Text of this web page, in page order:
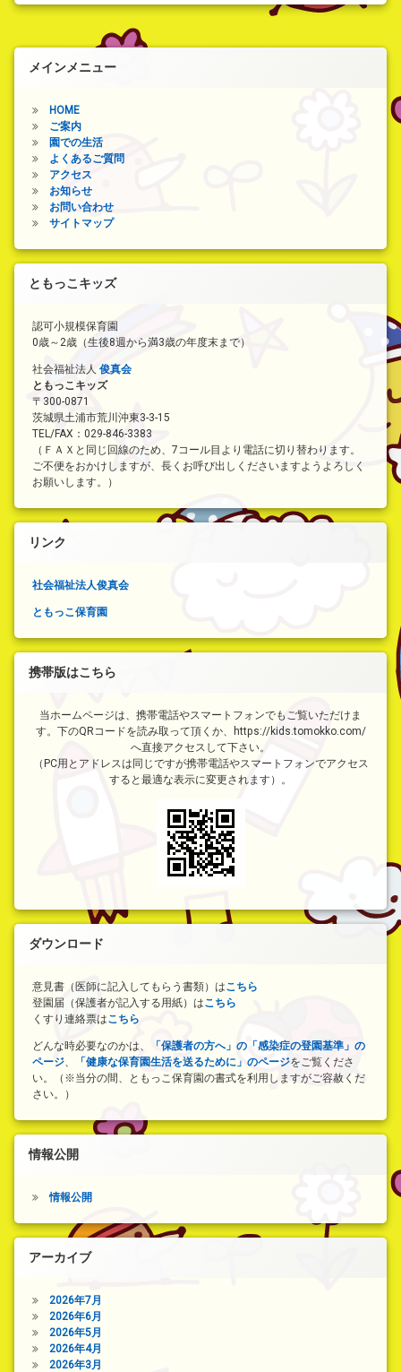
品
成！！)
メインメニュー
HOME
ご案内
園での生活
よくあるご質問
アクセス
お知らせ
お問い合わせ
サイトマップ
ともっこキッズ
認可小規模保育園
0歳～2歳（生後8週から満3歳の年度末まで）
社会福祉法人 俊真会
ともっこキッズ
〒300-0871
茨城県土浦市荒川沖東3-3-15
TEL/FAX：029-846-3383
（ＦＡＸと同じ回線のため、7コール目より電話に切り替わります。
ご不便をおかけしますが、長くお呼び出しくださいますようよろしく
お願いします。）
リンク
社会福祉法人俊真会
ともっこ保育園
携帯版はこちら
当ホームページは、携帯電話やスマートフォンでもご覧いただけま
す。下のQRコードを読み取って頂くか、https://kids.tomokko.com/
へ直接アクセスして下さい。
（PC用とアドレスは同じですが携帯電話やスマートフォンでアクセス
すると最適な表示に変更されます）。
ダウンロード
意見書（医師に記入してもらう書類）はこちら
登園届（保護者が記入する用紙）はこちら
くすり連絡票はこちら
どんな時必要なのかは、
「保護者の方へ」の「感染症の登園基準」の
ページ、 「健康な保育園生活を送るために」のページをご覧くださ
い。（※当分の間、ともっこ保育園の書式を利用しますがご容赦くだ
さい。）
情報公開
情報公開
アーカイブ
2026年7月
2026年6月
2026年5月
2026年4月
2026年3月